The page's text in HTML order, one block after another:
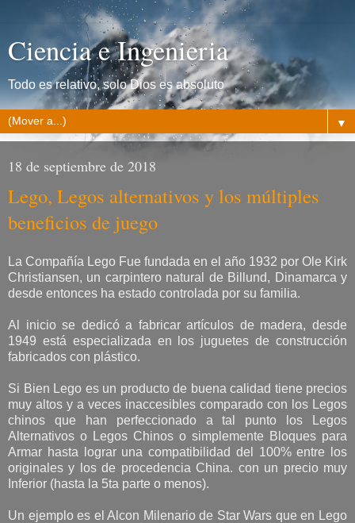
Ciencia e Ingenieria
Todo es relativo, solo Dios es absoluto
▼
18 de septiembre de 2018
Lego, Legos alternativos y los múltiples
beneficios de juego
La Compañía Lego Fue fundada en el año 1932 por Ole Kirk
Christiansen, un carpintero natural de Billund, Dinamarca y
desde entonces ha estado controlada por su familia.
Al inicio se dedicó a fabricar artículos de madera, desde
1949 está especializada en los juguetes de construcción
fabricados con plástico.
Si Bien Lego es un producto de buena calidad tiene precios
muy altos y a veces inaccesibles comparado con los Legos
chinos que han perfeccionado a tal punto los Legos
Alternativos o Legos Chinos o simplemente Bloques para
Armar hasta lograr una compatibilidad del 100% entre los
originales y los de procedencia China. con un precio muy
Inferior (hasta la 5ta parte o menos).
Un ejemplo es el Alcon Milenario de Star Wars que en Lego